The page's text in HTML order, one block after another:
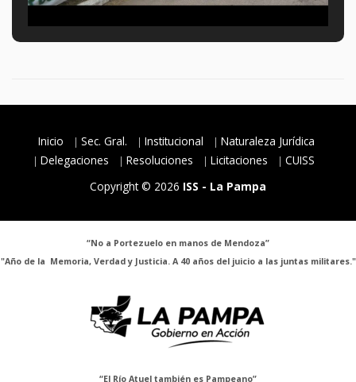
Inicio Sec. Gral. Institucional
Naturaleza Jurídica
Delegaciones
Resoluciones Licitaciones
CUISS
Copyright © 2026 ISS - La Pampa
“No a Portezuelo en manos de Mendoza”
"Año de la Memoria, Verdad y Justicia. A 40 años del juicio a las juntas militares."
“El Río Atuel también es Pampeano”